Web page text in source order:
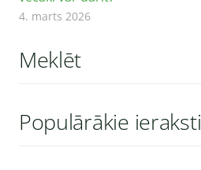
4. marts 2026
Meklēt
Populārākie ieraksti